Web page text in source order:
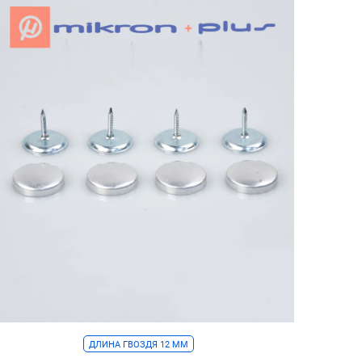
гвоздика
-18
мм
шт.
фабрика
Press
Турция
ДЛИНА ГВОЗДЯ 12 ММ